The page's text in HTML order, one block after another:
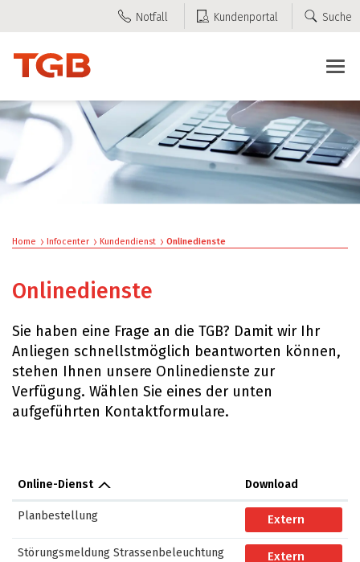
Direkt zur Hauptnavigation
Direkt zum Stichwortverzeichnis
Direkt zur Hauptnavigation
Direkt zum Stichwortverzeichnis
Notfall Kundenportal Suche
Inhalt
Home Infocenter Kundendienst Onlinedienste
Onlinedienste
Sie haben eine Frage an die TGB? Damit wir Ihr
Anliegen schnellstmöglich beantworten können,
stehen Ihnen unsere Onlinedienste zur
Verfügung. Wählen Sie eines der unten
aufgeführten Kontaktformulare.
Online-Dienst Download
Planbestellung Planbestellung
Extern
Störungsmeldung Strassenbeleuchtung Extern